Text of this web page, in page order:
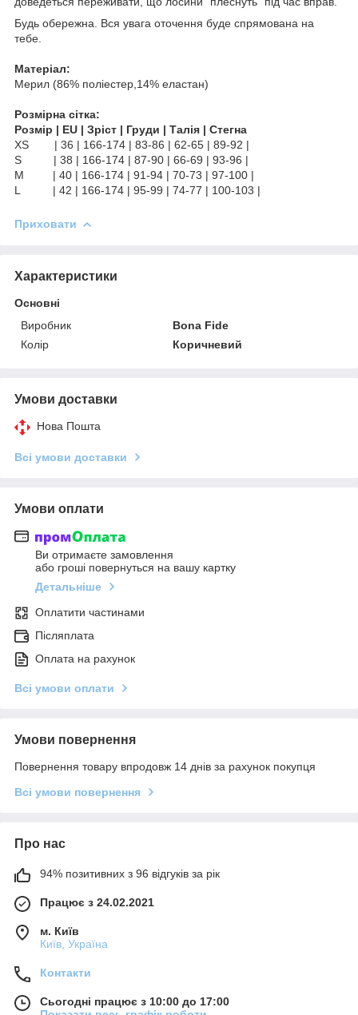
Будь обережна. Вся увага оточення буде спрямована на
тебе.
Матеріал:
Мерил (86% поліестер,14% еластан)
Розмірна сітка:
Розмір | EU | Зріст | Груди | Талія | Стегна
XS | 36 | 166-174 | 83-86 | 62-65 | 89-92 |
S | 38 | 166-174 | 87-90 | 66-69 | 93-96 |
M | 40 | 166-174 | 91-94 | 70-73 | 97-100 |
L | 42 | 166-174 | 95-99 | 74-77 | 100-103 |
Приховати
Характеристики
Основні
Виробник
Bona Fide
Колір
Коричневий
Умови доставки
Нова Пошта
Всі умови доставки
Умови оплати
Ви отримаєте замовлення
або гроші повернуться на вашу картку
Детальніше
Оплатити частинами
Післяплата
Оплата на рахунок
Всі умови оплати
Умови повернення
Повернення товару впродовж 14 днів за рахунок покупця
Всі умови повернення
Про нас
94% позитивних з 96 відгуків за рік
Працює з 24.02.2021
м. Київ
Київ, Україна
Контакти
Сьогодні працює з 10:00 до 17:00